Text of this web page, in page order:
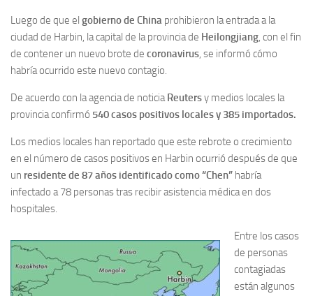
Luego de que el gobierno de China prohibieron la entrada a la
ciudad de Harbin, la capital de la provincia de Heilongjiang, con el fin
de contener un nuevo brote de coronavirus, se informó cómo
habría ocurrido este nuevo contagio.
De acuerdo con la agencia de noticiaReutersy medios locales la
provincia confirmó 540 casos positivos locales y 385 importados.
Los medios locales han reportado que este rebrote o crecimiento
en el número de casos positivos en Harbin ocurrió después de que
un residente de 87 años identificado como “Chen” habría
infectado a 78 personas tras recibir asistencia médica en dos
hospitales.
Entre los casos
de personas
contagiadas
están algunos